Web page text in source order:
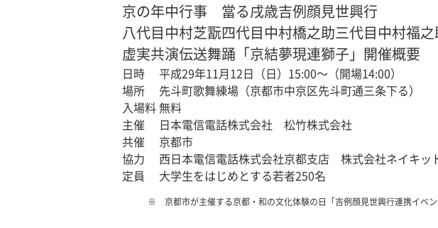
京の年中行事 當る戌歳吉例顔見世興行
八代目中村芝翫四代目中村橋之助三代目中村福
虚実共演伝送舞踊「京結夢現連獅子」開催概要
日時
平成29年11月12日（日）15:00～（開場14:00）
場所
先斗町歌舞練場（京都市中京区先斗町通三条下る）
入場料 無料
主催
日本電信電話株式会社 松竹株式会社
共催
京都市
協力
西日本電信電話株式会社京都支店 株式会社ネイキッ
定員
大学生をはじめとする若者250名
京都市が主催する京都・和の文化体験の日「吉例顔見世興行連携イベ